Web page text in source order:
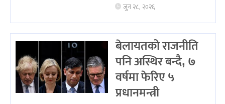
जुन २८, २०२६
बेलायतको राजनीति
पनि अस्थिर बन्दै, ७
वर्षमा फेरिए ५
प्रधानमन्त्री